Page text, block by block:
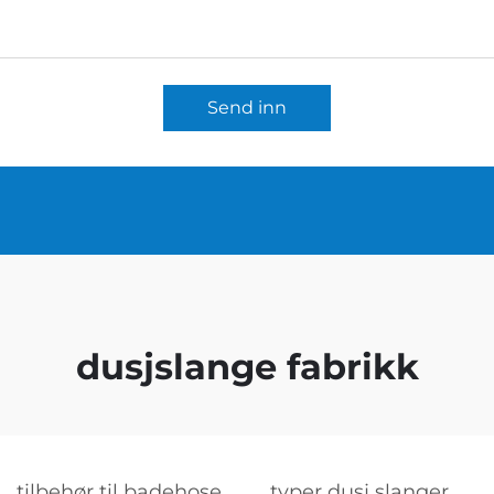
Send inn
dusjslange fabrikk